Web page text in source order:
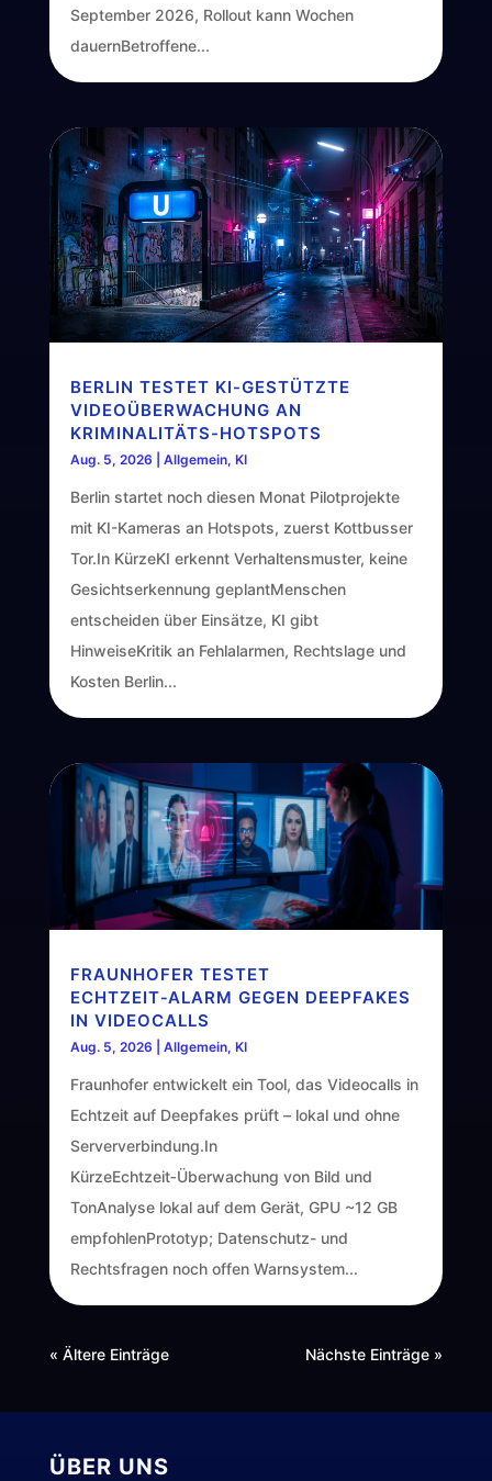
September 2026, Rollout kann Wochen
dauernBetroffene...
BERLIN TESTET KI-GESTÜTZTE
VIDEOÜBERWACHUNG AN
KRIMINALITÄTS-HOTSPOTS
Aug. 5, 2026 Allgemein, KI
Berlin startet noch diesen Monat Pilotprojekte
mit KI-Kameras an Hotspots, zuerst Kottbusser
Tor.In KürzeKI erkennt Verhaltensmuster, keine
Gesichtserkennung geplantMenschen
entscheiden über Einsätze, KI gibt
HinweiseKritik an Fehlalarmen, Rechtslage und
Kosten Berlin...
FRAUNHOFER TESTET
ECHTZEIT‑ALARM GEGEN DEEPFAKES
IN VIDEOCALLS
Aug. 5, 2026 Allgemein, KI
Fraunhofer entwickelt ein Tool, das Videocalls in
Echtzeit auf Deepfakes prüft – lokal und ohne
Serververbindung.In
KürzeEchtzeit‑Überwachung von Bild und
TonAnalyse lokal auf dem Gerät, GPU ~12 GB
empfohlenPrototyp; Datenschutz- und
Rechtsfragen noch offen Warnsystem...
« Ältere Einträge Nächste Einträge »
ÜBER UNS